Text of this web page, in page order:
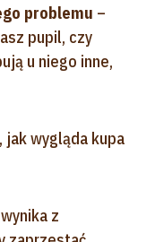
problemu –
pupil, czy
u niego inne,
jak wygląda kupa
z